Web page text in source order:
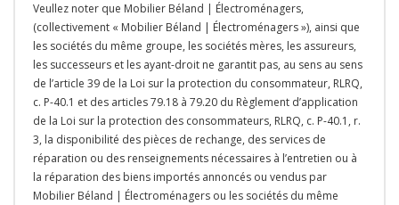
Veullez noter que Mobilier Béland | Électroménagers,
(collectivement « Mobilier Béland | Électroménagers »), ainsi que
les sociétés du même groupe, les sociétés mères, les assureurs,
les successeurs et les ayant-droit ne garantit pas, au sens au sens
de l’article 39 de la Loi sur la protection du consommateur, RLRQ,
c. P-40.1 et des articles 79.18 à 79.20 du Règlement d’application
de la Loi sur la protection des consommateurs, RLRQ, c. P-40.1, r.
3, la disponibilité des pièces de rechange, des services de
réparation ou des renseignements nécessaires à l’entretien ou à
la réparation des biens importés annoncés ou vendus par
Mobilier Béland | Électroménagers ou les sociétés du même